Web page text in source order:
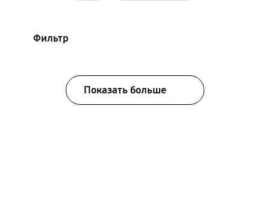
Фильтр
Показать больше